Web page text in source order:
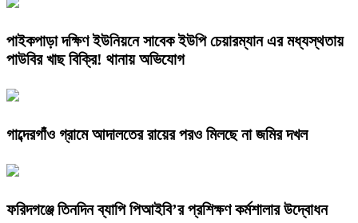
পাইকপাড়া দক্ষিণ ইউনিয়নে সাবেক ইউপি চেয়ারম্যান এর মধ্যস্থতায়
পাউবির খাছ বিক্রি! থানায় অভিযোগ
গাব্দেরগাঁও গ্রামে আদালতের রায়ের পরও মিলছে না জমির দখল
ফরিদগঞ্জে তিনদিন ব্যাপি পিআইবি’র প্রশিক্ষণ কর্মশালার উদ্বোধন